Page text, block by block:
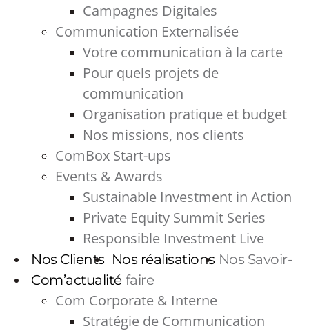
Campagnes Digitales
Communication Externalisée
Votre communication à la carte
Pour quels projets de
communication
Organisation pratique et budget
Nos missions, nos clients
ComBox Start-ups
Events & Awards
Sustainable Investment in Action
Private Equity Summit Series
Responsible Investment Live
Nos Clients Nos réalisations
Com’actualité
Nos Savoir-
faire
Com Corporate & Interne
Stratégie de Communication